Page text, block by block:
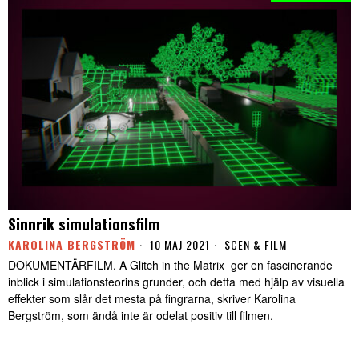
Sinnrik simulationsfilm
KAROLINA BERGSTRÖM 10 MAJ 2021 SCEN & FILM
DOKUMENTÄRFILM. A Glitch in the Matrix ger en fascinerande
inblick i simulationsteorins grunder, och detta med hjälp av visuella
effekter som slår det mesta på fingrarna, skriver Karolina
Bergström, som ändå inte är odelat positiv till filmen.